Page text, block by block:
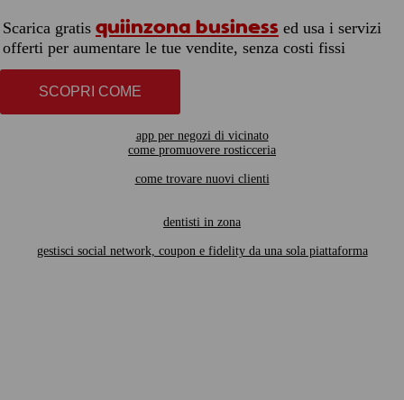
Scarica gratis quiinzona business ed usa i servizi
offerti per aumentare le tue vendite, senza costi fissi
SCOPRI COME
app per negozi di vicinato
come promuovere rosticceria
come trovare nuovi clienti
dentisti in zona
gestisci social network, coupon e fidelity da una sola piattaforma